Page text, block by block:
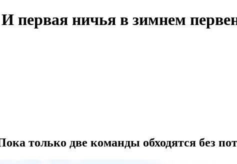
ничья в зимнем
только две команды обходятся без